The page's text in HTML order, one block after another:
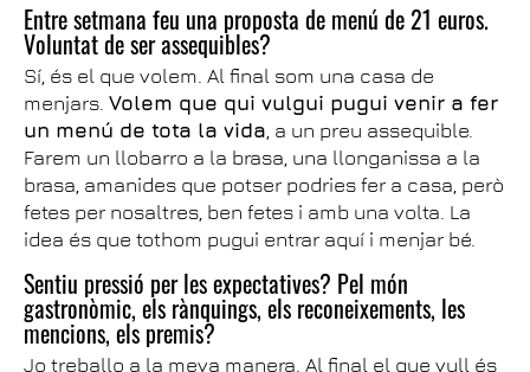
Entre setmana feu una proposta de menú de 21 euros.
Voluntat de ser assequibles?
Sí, és el que volem. Al final som una casa de
menjars. Volem que qui vulgui pugui venir a fer
un menú de tota la vida, a un preu assequible.
Farem un llobarro a la brasa, una llonganissa a la
brasa, amanides que potser podries fer a casa, però
fetes per nosaltres, ben fetes i amb una volta. La
idea és que tothom pugui entrar aquí i menjar bé.
Sentiu pressió per les expectatives? Pel món
gastronòmic, els rànquings, els reconeixements, les
mencions, els premis?
Jo treballo a la meva manera. Al final el que vull és